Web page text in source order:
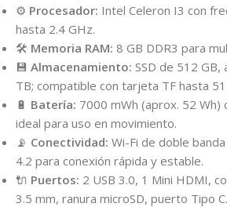
⚙️ Procesador: Intel Celeron I3 con
hasta 2.4 GHz.
🛠 Memoria RAM: 8 GB DDR3 para
💾 Almacenamiento: SSD de 512 GB,
TB; compatible con tarjeta TF hasta
🔋 Batería: 7000 mWh (aprox. 52 Wh)
ideal para uso en movimiento.
📡 Conectividad: Wi-Fi de doble
4.2 para conexión rápida y estable.
🔌 Puertos: 2 USB 3.0, 1 Mini HDMI,
3.5 mm, ranura microSD, puerto Tipo C.